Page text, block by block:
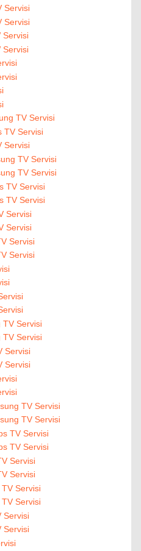
Servisi
Servisi
Servisi
Servisi
TV Servisi
TV Servisi
Servisi
TV Servisi
TV Servisi
TV Servisi
TV Servisi
Servisi
Servisi
Servisi
Servisi
TV Servisi
TV Servisi
Servisi
Servisi
TV Servisi
TV Servisi
TV Servisi
TV Servisi
Servisi
Servisi
Servisi
Servisi
Servisi
Servisi